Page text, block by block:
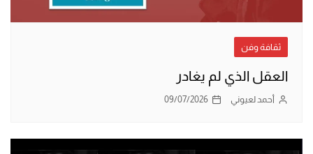
ثقافة وفن
العقل الذي لم يغادر
أحمد لعيوني 09/07/2026